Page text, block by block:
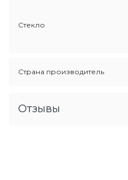
Стекло
Страна производитель
Отзывы